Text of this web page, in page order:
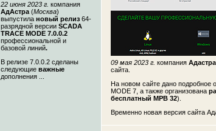
22 июня 2023 г. компания
АдАстра (Москва)
выпустила новый релиз 64-
разрядной версии SCADA
TRACE MODE 7.0.0.2
профессиональной и
базовой линий.
В релизе 7.0.0.2 сделаны
следующие важные
дополнения ...
09 мая 2023 г. компания Адастра
сайта.
На новом сайте дано подробное
MODE 7, а также организована
бесплатный МРВ 32).
Временно новая версия сайта